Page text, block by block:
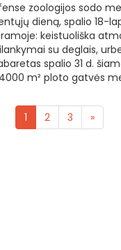
zoologijos sodo
dieną, spalio 18-
keistuoliška
su deglais,
spalio 31 d.
m² ploto gatvės
1 2 3 »